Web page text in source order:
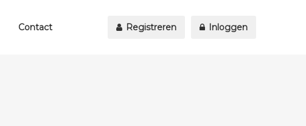
Contact Registreren Inloggen